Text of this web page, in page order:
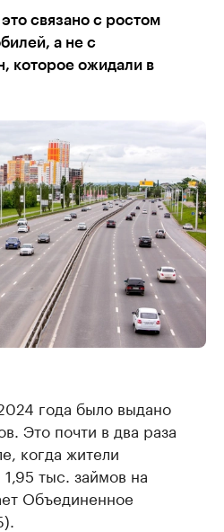
связано с ростом
а не с
которое ожидали в
года было выдано
Это почти в два раза
когда жители
тыс. займов на
Объединенное